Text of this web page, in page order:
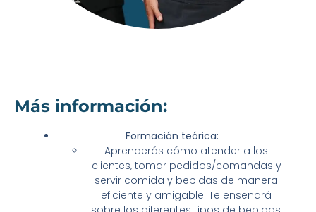
Más información:
Formación teórica:
Aprenderás cómo atender a los
clientes, tomar pedidos/comandas y
servir comida y bebidas de manera
eficiente y amigable. Te enseñará